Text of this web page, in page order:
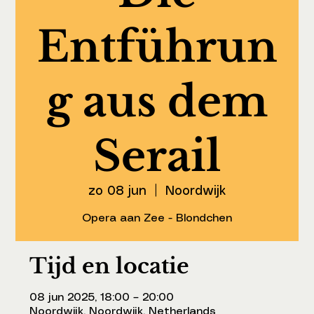
Entführun
g aus dem
Serail
zo 08 jun Noordwijk
Opera aan Zee - Blondchen
Tijd en locatie
08 jun 2025, 18:00 – 20:00
Noordwijk, Noordwijk, Netherlands